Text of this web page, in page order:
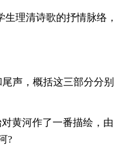
理清诗歌的抒情脉络，
声，概括这三部分分别
黄河作了一番描绘，由
?